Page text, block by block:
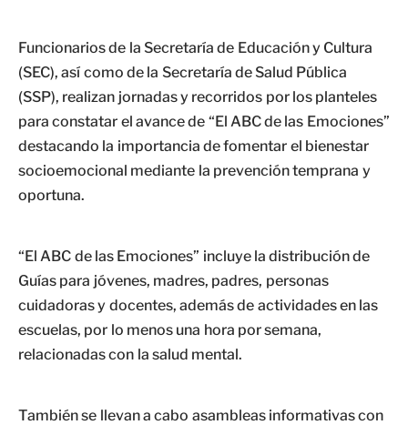
Funcionarios de la Secretaría de Educación y Cultura
(SEC), así como de la Secretaría de Salud Pública
(SSP), realizan jornadas y recorridos por los planteles
para constatar el avance de “El ABC de las Emociones”
destacando la importancia de fomentar el bienestar
socioemocional mediante la prevención temprana y
oportuna.
“El ABC de las Emociones” incluye la distribución de
Guías para jóvenes, madres, padres, personas
cuidadoras y docentes, además de actividades en las
escuelas, por lo menos una hora por semana,
relacionadas con la salud mental.
También se llevan a cabo asambleas informativas con